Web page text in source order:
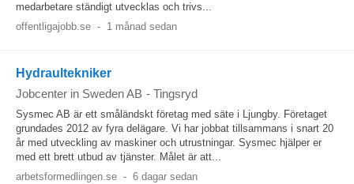
medarbetare ständigt utvecklas och trivs...
offentligajobb.se - 1 månad sedan
Hydraultekniker
Jobcenter in Sweden AB - Tingsryd
Sysmec AB är ett småländskt företag med säte i Ljungby. Företaget
grundades 2012 av fyra delägare. Vi har jobbat tillsammans i snart 20
år med utveckling av maskiner och utrustningar. Sysmec hjälper er
med ett brett utbud av tjänster. Målet är att...
arbetsformedlingen.se - 6 dagar sedan